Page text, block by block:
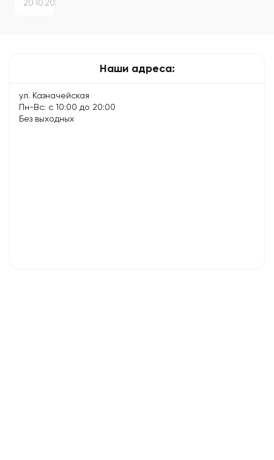
Wi-
20.10.2025
Наши адреса:
ул. Казначейская
Пн-Вс: с 10:00 до 20:00
Без выходных